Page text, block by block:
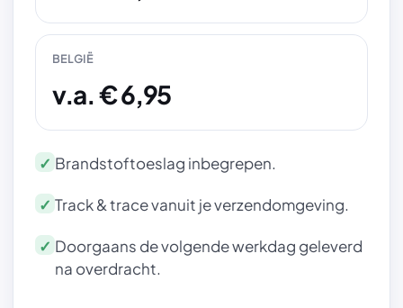
BELGIË
v.a. € 6,95
Brandstoftoeslag inbegrepen.
Track & trace vanuit je verzendomgeving.
Doorgaans de volgende werkdag geleverd
na overdracht.